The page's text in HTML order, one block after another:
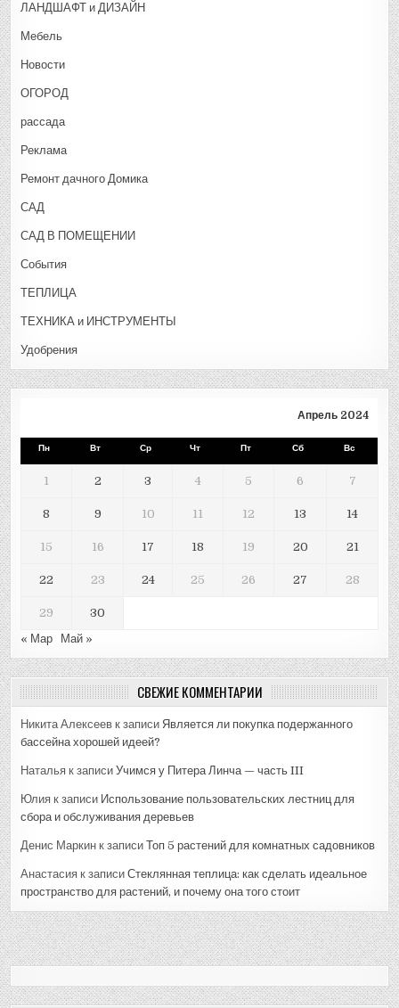
ЛАНДШАФТ и ДИЗАЙН
Мебель
Новости
ОГОРОД
рассада
Реклама
Ремонт дачного Домика
САД
САД В ПОМЕЩЕНИИ
События
ТЕПЛИЦА
ТЕХНИКА и ИНСТРУМЕНТЫ
Удобрения
Апрель 2024
Пн Вт Ср Чт Пт Сб Вс
1 2 3 4 5 6 7
8 9 10 11 12 13 14
15 16 17 18 19 20 21
22 23 24 25 26 27 28
29
30
« Мар
Май »
СВЕЖИЕ КОММЕНТАРИИ
Никита Алексеев к записиЯвляется ли покупка подержанного
бассейна хорошей идеей?
Наталья к записиУчимся у Питера Линча — часть III
Юлия к записи Использование пользовательских лестниц для
сбора и обслуживания деревьев
Денис Маркин к записиТоп 5 растений для комнатных садовников
Анастасия к записиСтеклянная теплица: как сделать идеальное
пространство для растений, и почему она того стоит